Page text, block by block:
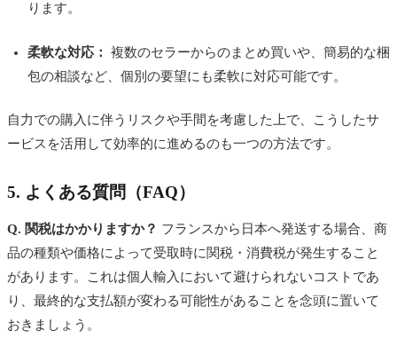
ります。
柔軟な対応：
複数のセラーからのまとめ買いや、簡易的な梱
包の相談など、個別の要望にも柔軟に対応可能です。
自力での購入に伴うリスクや手間を考慮した上で、こうしたサ
ービスを活用して効率的に進めるのも一つの方法です。
5. よくある質問（FAQ）
Q. 関税はかかりますか？ フランスから日本へ発送する場合、商
品の種類や価格によって受取時に関税・消費税が発生すること
があります。これは個人輸入において避けられないコストであ
り、最終的な支払額が変わる可能性があることを念頭に置いて
おきましょう。